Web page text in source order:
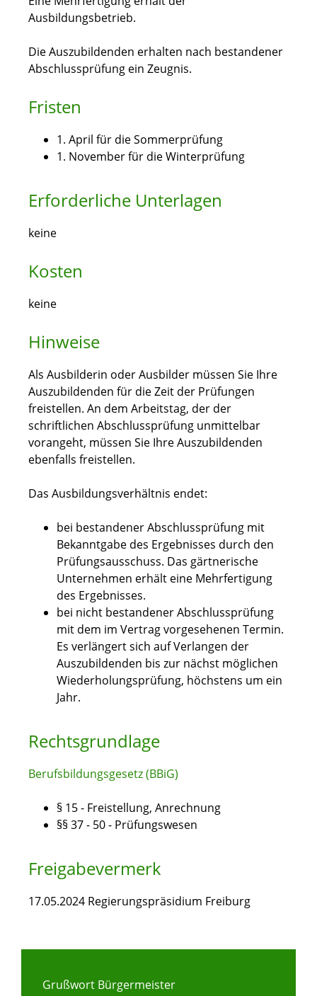
Ausbildungsbetrieb.
Die Auszubildenden erhalten nach bestandener
Abschlussprüfung ein Zeugnis.
Fristen
1. April für die Sommerprüfung
1. November für die Winterprüfung
Erforderliche Unterlagen
keine
Kosten
keine
Hinweise
Als Ausbilderin oder Ausbilder müssen Sie Ihre
Auszubildenden für die Zeit der Prüfungen
freistellen. An dem Arbeitstag, der der
schriftlichen Abschlussprüfung unmittelbar
vorangeht, müssen Sie Ihre Auszubildenden
ebenfalls freistellen.
Das Ausbildungsverhältnis endet:
bei bestandener Abschlussprüfung mit
Bekanntgabe des Ergebnisses durch den
Prüfungsausschuss. Das gärtnerische
Unternehmen erhält eine Mehrfertigung
des Ergebnisses.
bei nicht bestandener Abschlussprüfung
mit dem im Vertrag vorgesehenen Termin.
Es verlängert sich auf Verlangen der
Auszubildenden bis zur nächst möglichen
Wiederholungsprüfung, höchstens um ein
Jahr.
Rechtsgrundlage
Berufsbildungsgesetz (BBiG)
§ 15 - Freistellung, Anrechnung
§§ 37 - 50 - Prüfungswesen
Freigabevermerk
17.05.2024 Regierungspräsidium Freiburg
Grußwort Bürgermeister